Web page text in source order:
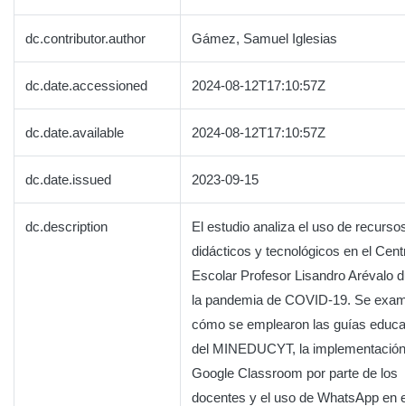
dc.contributor.author Gámez, Samuel Iglesias
dc.date.accessioned 2024-08-12T17:10:57Z
dc.date.available 2024-08-12T17:10:57Z
dc.date.issued 2023-09-15
dc.description
El estudio analiza el uso de
didácticos y tecnológicos en el
Escolar Profesor Lisandro Arévalo
la pandemia de COVID-19. Se
cómo se emplearon las guías
del MINEDUCYT, la
Google Classroom por parte de los
docentes y el uso de WhatsApp en